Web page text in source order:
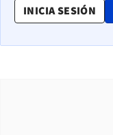
INICIA SESIÓN